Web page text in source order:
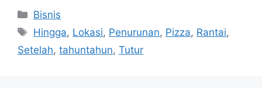
Kategori
Bisnis
Tag
Hingga, Lokasi, Penurunan, Pizza, Rantai,
Setelah, tahuntahun, Tutur